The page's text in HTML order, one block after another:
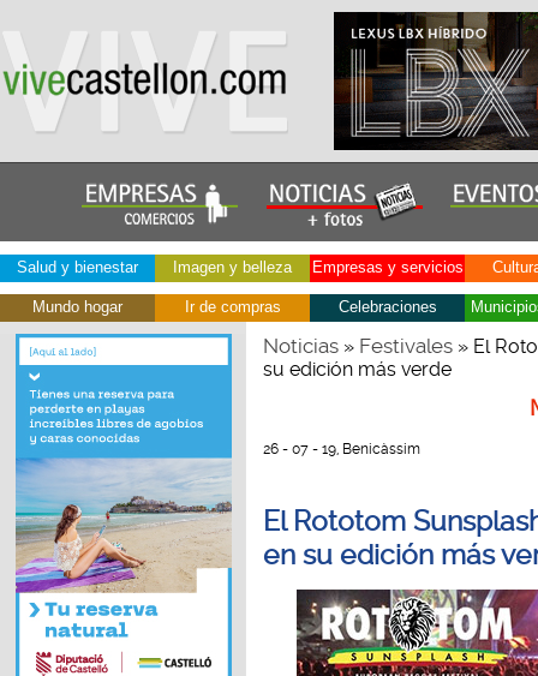
Salud y bienestar Imagen y belleza Empresas y servicios
Mundo hogar Ir de compras Celebraciones
Noticias» Festivales» El
su edición más verde
26 - 07 - 19, Benicàssim
El Rototom
en su edición más